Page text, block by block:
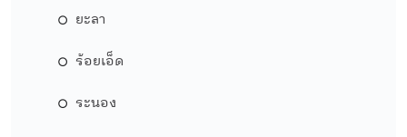
ยะลา
ร้อยเอ็ด
ระนอง